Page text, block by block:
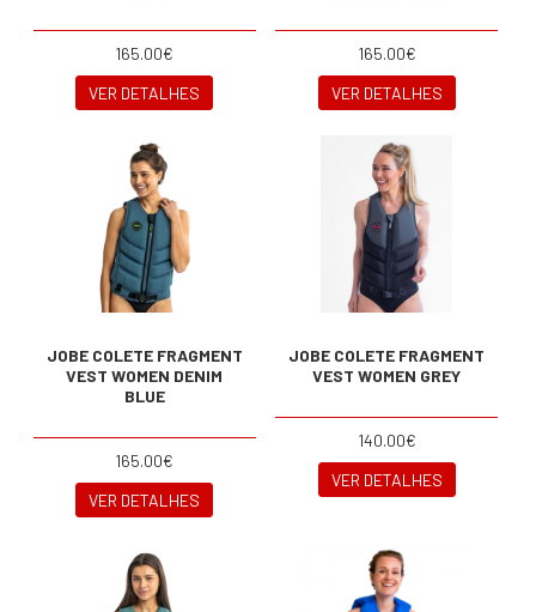
165.00€
VER DETALHES
165.00€
VER DETALHES
JOBE COLETE FRAGMENT
VEST WOMEN DENIM
BLUE
165.00€
VER DETALHES
JOBE COLETE FRAGMENT
VEST WOMEN GREY
140.00€
VER DETALHES